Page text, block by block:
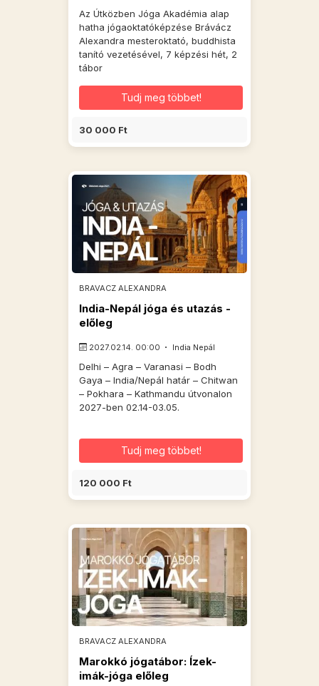
Az Útközben Jóga Akadémia alap
hatha jógaoktatóképzése Brávácz
Alexandra mesteroktató, buddhista
tanító vezetésével, 7 képzési hét, 2
tábor
Tudj meg többet!
30 000 Ft
BRAVACZ ALEXANDRA
India-Nepál jóga és utazás -
előleg
2027.02.14. 00:00 India Nepál
Delhi – Agra – Varanasi – Bodh
Gaya – India/Nepál határ – Chitwan
– Pokhara – Kathmandu útvonalon
2027-ben 02.14-03.05.
Tudj meg többet!
120 000 Ft
BRAVACZ ALEXANDRA
Marokkó jógatábor: Ízek-
imák-jóga előleg